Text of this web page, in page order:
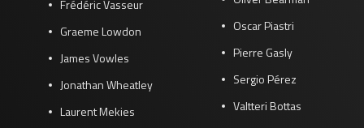
Frédéric Vasseur
Graeme Lowdon
James Vowles
Jonathan Wheatley
Laurent Mekies
Oscar Piastri
Pierre Gasly
Sergio Pérez
Valtteri Bottas